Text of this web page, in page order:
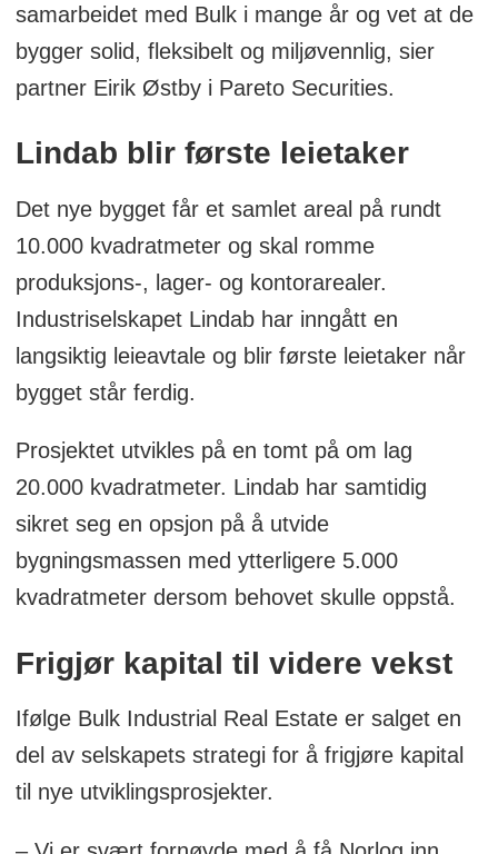
samarbeidet med Bulk i mange år og vet at de
bygger solid, fleksibelt og miljøvennlig, sier
partner Eirik Østby i Pareto Securities.
Lindab blir første leietaker
Det nye bygget får et samlet areal på rundt
10.000 kvadratmeter og skal romme
produksjons-, lager- og kontorarealer.
Industriselskapet Lindab har inngått en
langsiktig leieavtale og blir første leietaker når
bygget står ferdig.
Prosjektet utvikles på en tomt på om lag
20.000 kvadratmeter. Lindab har samtidig
sikret seg en opsjon på å utvide
bygningsmassen med ytterligere 5.000
kvadratmeter dersom behovet skulle oppstå.
Frigjør kapital til videre vekst
Ifølge Bulk Industrial Real Estate er salget en
del av selskapets strategi for å frigjøre kapital
til nye utviklingsprosjekter.